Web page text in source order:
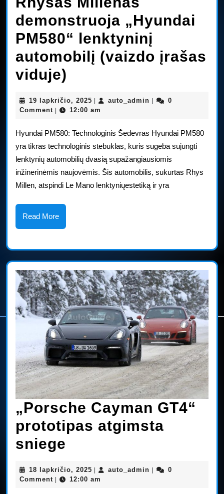
demonstruoja „Hyundai
PM580“ lenktyninį
automobilį (vaizdo įrašas
viduje)
demonstruoja
„Hyundai
PM580“
lenktyninį
automobilį
19 lapkričio, 2025 19
lapkričio,
| auto_admin auto_admin
|
0
Comment | 12:00 am
Hyundai PM580: Technologinis Šedevras Hyundai PM580
yra tikras technologinis stebuklas, kuris sugeba sujungti
lenktynių automobilių dvasią supažangiausiomis
inžinerinėmis naujovėmis. Šis automobilis, sukurtas Rhys
Millen, atspindi Le Mano lenktyniųestetiką ir yra
Read MoreRead
More
„Porsche Cayman GT4“
prototipas atgimsta
sniege
GT4“
18 lapkričio, 2025 18
lapkričio,
| auto_admin auto_admin
|
0
Comment | 12:00 am